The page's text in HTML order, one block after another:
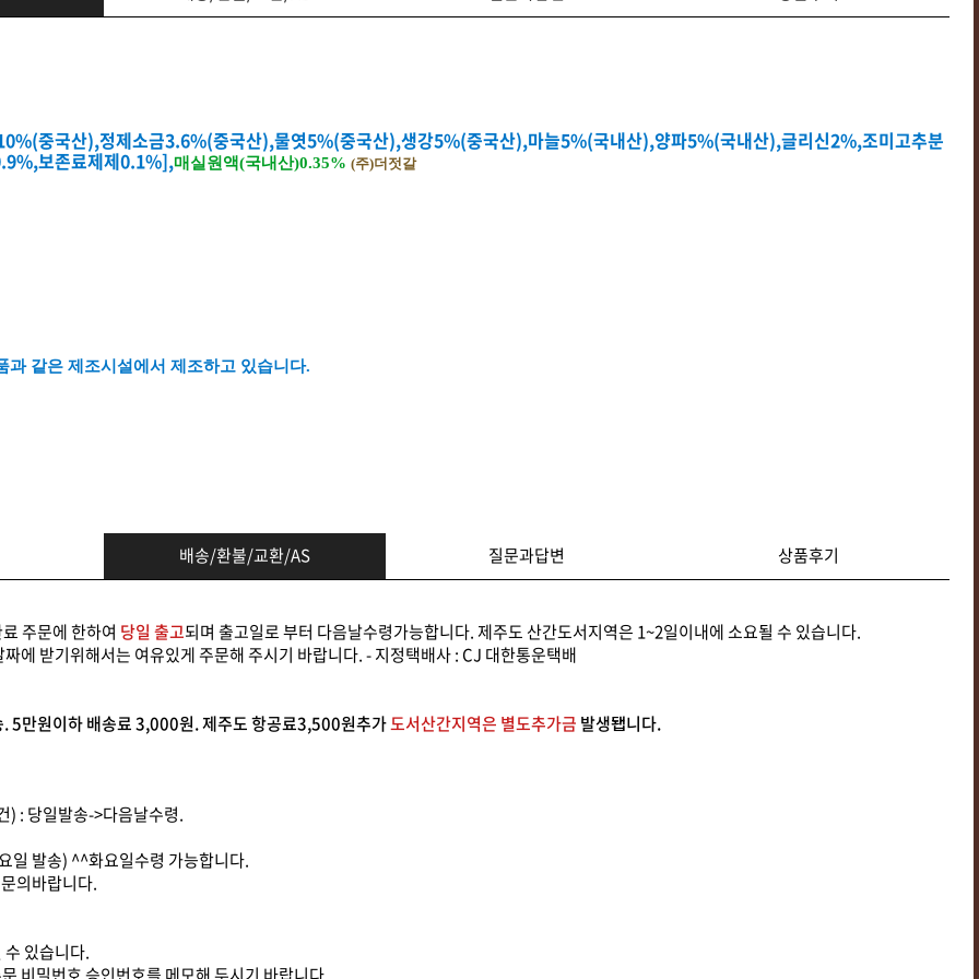
중국산),정제소금3.6%(중국산),물엿5%(중국산),생강5%(중국산),마늘5%(국내산),양파5%(국내산),글리신2%,조미고추분
보존료제제0.1%],매실원액(국내산)0.35% (주)더젓갈
과 같은 제조시설에서 제조하고 있습니다.
배송/환불/교환/AS 질문과답변 상품후기
주문에 한하여 당일 출고되며 출고일로 부터 다음날수령가능합니다. 제주도 산간도서지역은 1~2일이내에 소요될 수 있습니다.
에 받기위해서는 여유있게 주문해 주시기 바랍니다. - 지정택배사 : CJ 대한통운택배
5만원이하 배송료 3,000원. 제주도 항공료3,500원추가도서산간지역은 별도추가금 발생됍니다.
) : 당일발송->다음날수령.
일 발송) ^^화요일수령 가능합니다.
의바랍니다.
있습니다.
비밀번호 승인번호를 메모해 두시기 바랍니다.